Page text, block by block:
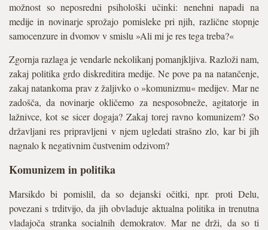
možnost so neposredni psihološki učinki: nenehni napadi na
medije in novinarje sprožajo pomisleke pri njih, različne stopnje
samocenzure in dvomov v smislu »Ali mi je res tega treba?«
Zgornja razlaga je vendarle nekolikanj pomanjkljiva. Razloži nam,
zakaj politika grdo diskreditira medije. Ne pove pa na natančenje,
zakaj natankoma prav z žaljivko o »komunizmu« medijev. Mar ne
zadošča, da novinarje okličemo za nesposobneže, agitatorje in
lažnivce, kot se sicer dogaja? Zakaj torej ravno komunizem? So
državljani res pripravljeni v njem ugledati strašno zlo, kar bi jih
nagnalo k negativnim čustvenim odzivom?
Komunizem in politika
Marsikdo bi pomislil, da so dejanski očitki, npr. proti Delu,
povezani s trditvijo, da jih obvladuje aktualna politika in trenutna
vladajoča stranka socialnih demokratov. Mar ne drži, da so ti